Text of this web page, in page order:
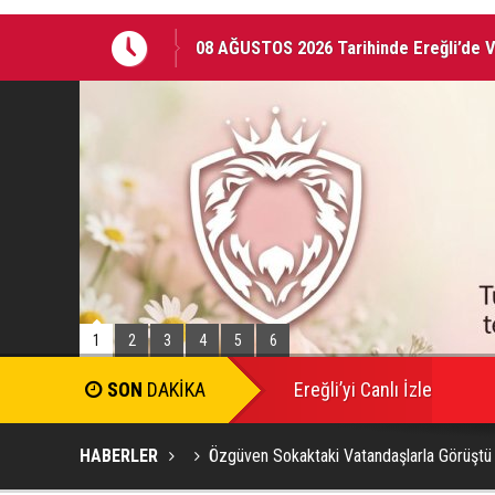
08 AĞUSTOS 2026 Tarihinde Ereğli’de
Ereğli Kaymakam Genel, Genç
1 2 3 4 5 6
Ereğli’yi Canlı İzle
HABERLER Özgüven Sokaktaki Vatandaşlarla Görüştü